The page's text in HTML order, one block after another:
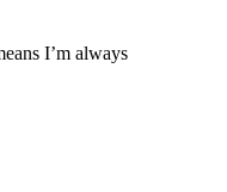
I’m always